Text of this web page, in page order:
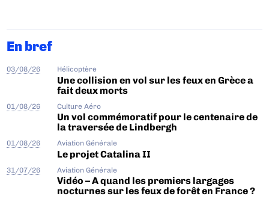
En bref
03/08/26 Hélicoptère
Une collision en vol sur les feux en Grèce a
fait deux morts
01/08/26 Culture Aéro
Un vol commémoratif pour le centenaire de
la traversée de Lindbergh
01/08/26 Aviation Générale
Le projet Catalina II
31/07/26 Aviation Générale
Vidéo – A quand les premiers largages
nocturnes sur les feux de forêt en France ?